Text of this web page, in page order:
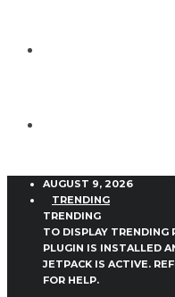
AUGUST 9, 2026
TRENDING
TRENDING
TO DISPLAY TRENDING
PLUGIN IS INSTALLED
JETPACK IS ACTIVE.
FOR HELP.